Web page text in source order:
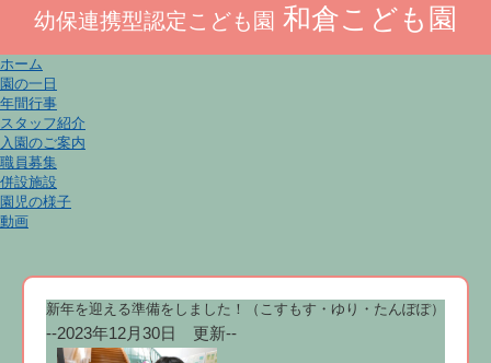
幼保連携型認定こども園 和倉こども園
ホーム
園の一日
年間行事
スタッフ紹介
入園のご案内
職員募集
併設施設
園児の様子
動画
新年を迎える準備をしました！（こすもす・ゆり・たんぽぽ）
--2023年12月30日 更新--